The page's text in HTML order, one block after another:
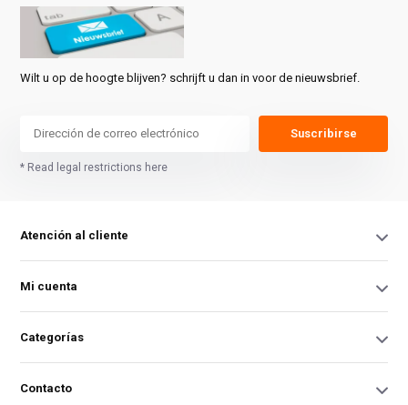
Wilt u op de hoogte blijven? schrijft u dan in voor de nieuwsbrief.
Suscribirse
* Read legal restrictions here
Atención al cliente
Mi cuenta
Categorías
Contacto